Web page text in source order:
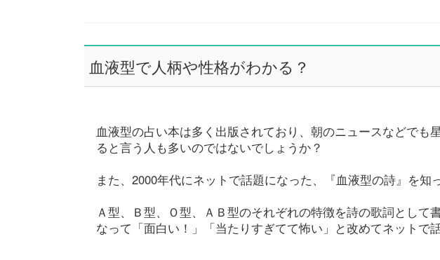
血液型で人柄や性格がわかる？
血液型の占い本は多く出版されており、朝のニュースなどでも
ると言う人も多いのではないでしょうか？
また、2000年代にネットで話題になった、『血液型の詩』を知
Ａ型、Ｂ型、Ｏ型、ＡＢ型のそれぞれの特徴を詩の歌詞として
なって「面白い！」「当たりすぎてて怖い」と改めてネットで